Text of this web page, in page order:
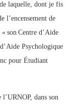
laquelle, dont je fis
l’encensement de
son Centre d’Aide
Psychologique
pour Étudiant
dans son